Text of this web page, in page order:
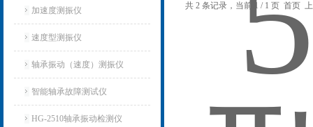
加速度测振仪
速度型测振仪
轴承振动（速度）测振仪
智能轴承故障测试仪
HG-2510轴承振动检测仪
共 2 条记录，当前 1 / 1 页 首页